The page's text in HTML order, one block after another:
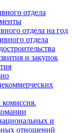
отдела
отдела на год
отдела
и закупок
комиссия.
и
отношений